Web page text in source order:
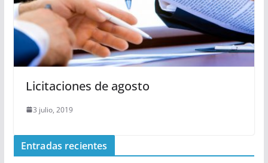
Licitaciones de agosto
3 julio, 2019
Entradas recientes